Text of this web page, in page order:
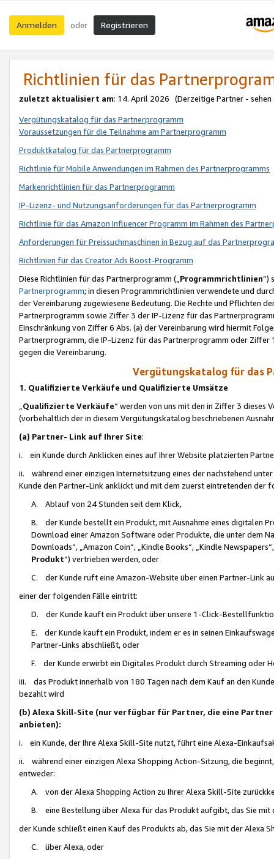
Anmelden oder Registrieren
Richtlinien für das
zuletzt aktualisiert am: 14. April 2026 (Derzeitige Partner - sehen
Vergütungskatalog für das Partnerprogramm
Voraussetzungen für die Teilnahme am Partnerprogramm
Produktkatalog für das Partnerprogramm
Richtlinie für Mobile Anwendungen im Rahmen des Partnerprogramms
Markenrichtlinien für das Partnerprogramm
IP-Lizenz- und Nutzungsanforderungen für das Partnerprogramm
Richtlinie für das Amazon Influencer Programm im Rahmen des
Anforderungen für Preissuchmaschinen in Bezug auf das
Richtlinien für das Creator Ads Boost-Programm
Diese Richtlinien für das Partnerprogramm („Programmrichtlinien“)
Partnerprogramm; in diesen Programmrichtlinien verwendete und
der Vereinbarung zugewiesene Bedeutung. Die Rechte und Pflichten
Partnerprogramm sowie Ziffer 3 der IP-Lizenz für das
Einschränkung von Ziffer 6 Abs. (a) der Vereinbarung wird hiermit
Partnerprogramm, die IP-Lizenz für das Partnerprogramm oder
gegen die Vereinbarung.
Vergütungskatalog für das
1. Qualifizierte Verkäufe und Qualifizierte Umsätze
Qualifizierte Verkäufe“ werden von uns mit den in Ziffer 3
(vorbehaltlich der in diesem Vergütungskatalog beschriebenen
(a) Partner- Link auf Ihrer Site:
i. ein Kunde durch Anklicken eines auf Ihrer Website platzierten
ii. während einer einzigen Internetsitzung eines der nachstehend
Kunde den Partner-Link anklickt und mit dem zuerst eintretenden der
A. Ablauf von 24 Stunden seit dem Klick,
B. der Kunde bestellt ein Produkt, mit Ausnahme eines digitalen
Download einer Amazon Software oder Produkte, die unter dem
Downloads“, „Amazon Coin“, „Kindle Books“, „Kindle
Produkt“) vertrieben werden, oder
C. der Kunde ruft eine Amazon-Website über einen Partner-Link
einer der folgenden Fälle eintritt:
D. der Kunde kauft ein Produkt über unsere 1-Click-
E. der Kunde kauft ein Produkt, indem er es in seinen
Partner-Links abschließt, oder
F. der Kunde erwirbt ein Digitales Produkt durch Streaming oder
iii. das Produkt innerhalb von 180 Tagen nach dem Kauf an den
bezahlt wird
(b) Alexa Skill-Site (nur verfügbar für Partner, die eine
anbieten):
i. ein Kunde, der Ihre Alexa Skill-Site nutzt, führt eine Alexa-
ii. während einer einzigen Alexa Shopping Action-Sitzung, die
entweder:
A. von der Alexa Shopping Action zu Ihrer Alexa Skill-Site
B. eine Bestellung über Alexa für das Produkt aufgibt, das Sie mit
der Kunde schließt einen Kauf des Produkts ab, das Sie mit der Alexa
C. über Alexa, oder